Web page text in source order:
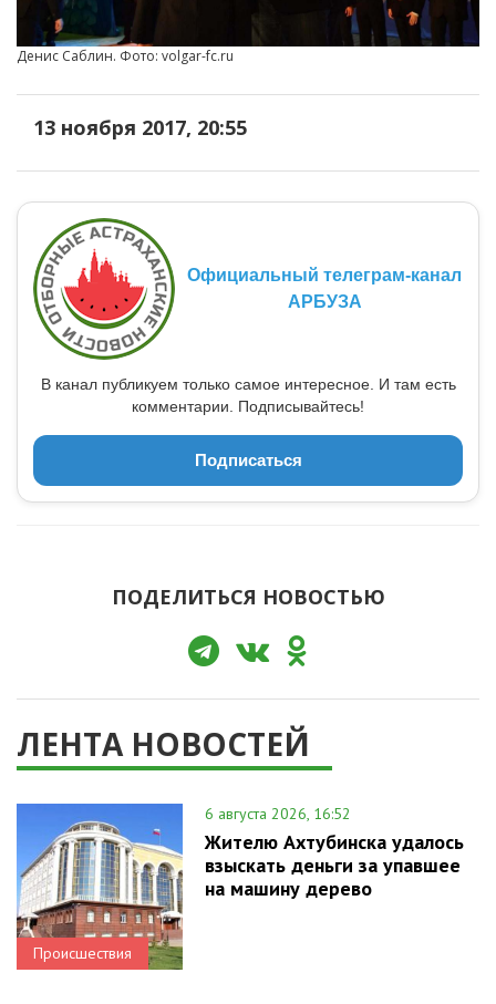
Денис Саблин. Фото: volgar-fc.ru
13 ноября 2017, 20:55
Официальный телеграм-канал
АРБУЗА
В канал публикуем только самое интересное. И там есть
комментарии. Подписывайтесь!
Подписаться
ПОДЕЛИТЬСЯ НОВОСТЬЮ
ЛЕНТА НОВОСТЕЙ
Происшествия
6 августа 2026, 16:52
Жителю Ахтубинска удалось
взыскать деньги за упавшее
на машину дерево